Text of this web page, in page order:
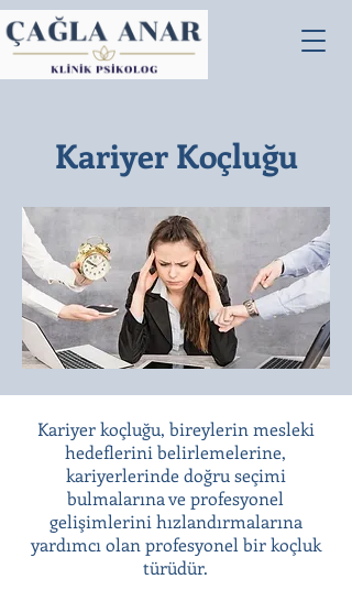
Kariyer Koçluğu
Kariyer koçluğu, bireylerin mesleki
hedeflerini belirlemelerine,
kariyerlerinde doğru seçimi
bulmalarına ve profesyonel
gelişimlerini hızlandırmalarına
yardımcı olan profesyonel bir koçluk
türüdür.